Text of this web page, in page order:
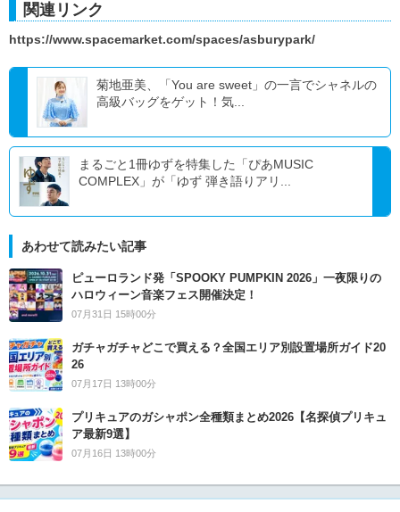
関連リンク
https://www.spacemarket.com/spaces/asburypark/
菊地亜美、「You are sweet」の一言でシャネルの
高級バッグをゲット！気...
まるごと1冊ゆずを特集した「ぴあMUSIC
COMPLEX」が「ゆず 弾き語りアリ...
あわせて読みたい記事
ピューロランド発「SPOOKY PUMPKIN 2026」一夜限りの
ハロウィーン音楽フェス開催決定！
07月31日 15時00分
ガチャガチャどこで買える？全国エリア別設置場所ガイド20
26
07月17日 13時00分
プリキュアのガシャポン全種類まとめ2026【名探偵プリキュ
ア最新9選】
07月16日 13時00分